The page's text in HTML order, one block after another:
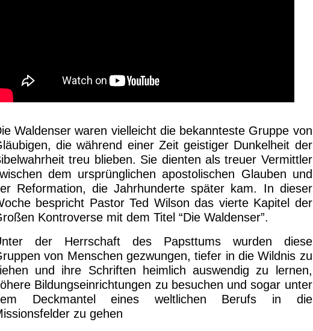
Waldenser waren vielleicht die bekannteste Gruppe von
die während einer Zeit geistiger Dunkelheit der
treu blieben. Sie dienten als treuer Vermittler
dem ursprünglichen apostolischen Glauben und
Reformation, die Jahrhunderte später kam. In dieser
bespricht Pastor Ted Wilson das vierte Kapitel der
Kontroverse mit dem Titel “Die Waldenser”.
der Herrschaft des Papsttums wurden diese
von Menschen gezwungen, tiefer in die Wildnis zu
und ihre Schriften heimlich auswendig zu lernen,
Bildungseinrichtungen zu besuchen und sogar unter
Deckmantel eines weltlichen Berufs in die
zu gehen